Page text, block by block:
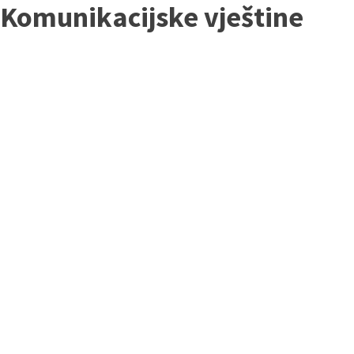
Komunikacijske vještine